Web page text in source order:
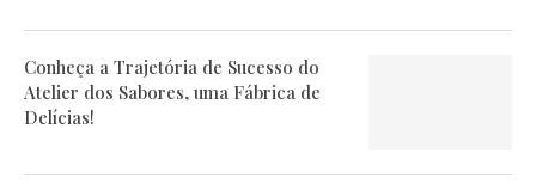
Conheça a Trajetória de Sucesso do
Atelier dos Sabores, uma Fábrica de
Delícias!